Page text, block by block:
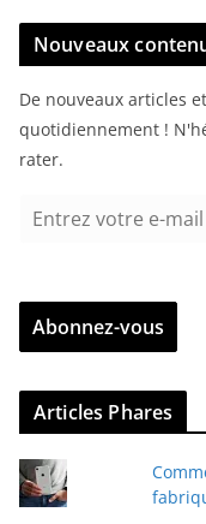
Nouveaux
De nouveaux articles
quotidiennement !
rater.
r
z
v
r
e
Abonnez-vous
Articles Phares